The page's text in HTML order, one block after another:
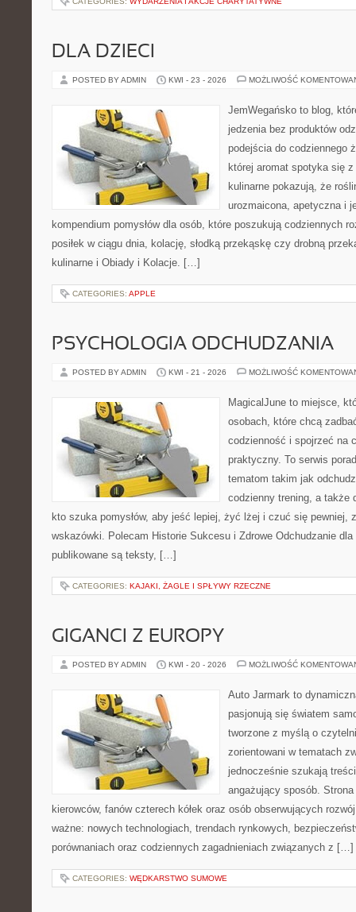
DLA DZIECI
POSTED BY ADMIN KWI - 23 - 2026 MOŻLIWOŚĆ
JemWegańsko to blog,
jedzenia bez produktów
podejścia do codziennego
której aromat spotyka się
kulinarne pokazują, że
urozmaicona, apetyczna i
kompendium pomysłów dla osób, które poszukują codziennych
posiłek w ciągu dnia, kolację, słodką przekąskę czy drobną
kulinarne i Obiady i Kolacje. […]
CATEGORIES: APPLE
PSYCHOLOGIA ODCHUDZANIA
POSTED BY ADMIN KWI - 21 - 2026 MOŻLIWOŚĆ
MagicalJune to miejsce,
osobach, które chcą
codzienność i spojrzeć na
praktyczny. To serwis
tematom takim jak
codzienny trening, a także
kto szuka pomysłów, aby jeść lepiej, żyć lżej i czuć się pewniej,
wskazówki. Polecam Historie Sukcesu i Zdrowe Odchudzanie
publikowane są teksty, […]
CATEGORIES: KAJAKI, ŻAGLE I SPŁYWY RZECZNE
GIGANCI Z EUROPY
POSTED BY ADMIN KWI - 20 - 2026 MOŻLIWOŚĆ
Auto Jarmark to
pasjonują się światem
tworzone z myślą o
zorientowani w tematach
jednocześnie szukają
angażujący sposób.
kierowców, fanów czterech kółek oraz osób obserwujących
ważne: nowych technologiach, trendach rynkowych,
porównaniach oraz codziennych zagadnieniach związanych z […]
CATEGORIES: WĘDKARSTWO SUMOWE